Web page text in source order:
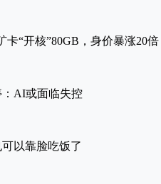
卡“开核”80GB，身价暴涨20倍
：AI或面临失控
以靠脸吃饭了